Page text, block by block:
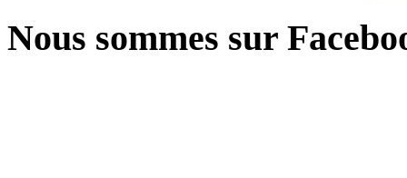
Nous sommes sur